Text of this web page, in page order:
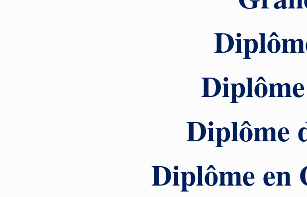
Diplôme
Diplôme en